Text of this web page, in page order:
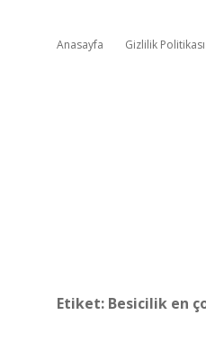
Anasayfa Gizlilik Politikası
Etiket: Besicilik en